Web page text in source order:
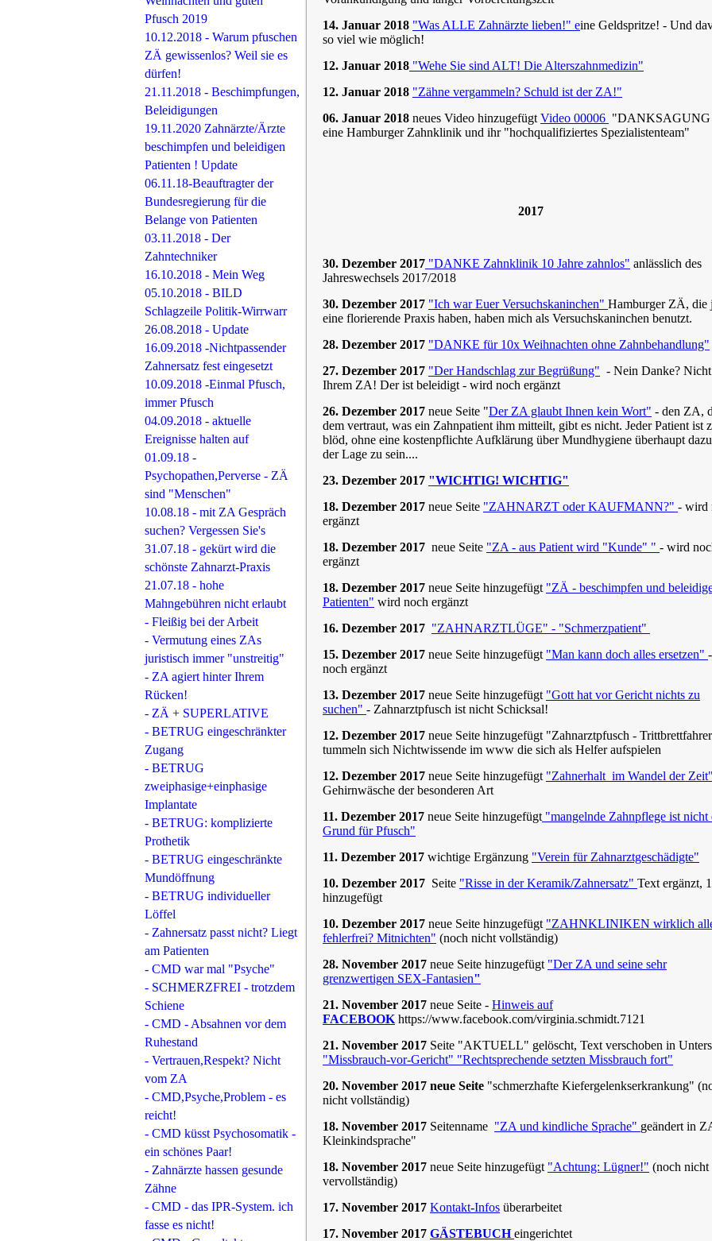
Pfusch 2019
10.12.2018 - Warum pfuschen
ZÄ gewissenlos? Weil sie es
dürfen!
21.11.2018 - Beschimpfungen,
Beleidigungen
19.11.2020 Zahnärzte/Ärzte
beschimpfen und beleidigen
Patienten ! Update
06.11.18-Beauftragter der
Bundesregierung für die
Belange von Patienten
03.11.2018 - Der
Zahntechniker
16.10.2018 - Mein Weg
05.10.2018 - BILD
Schlagzeile Politik-Wirrwarr
26.08.2018 - Update
16.09.2018 -Nichtpassender
Zahnersatz fest eingesetzt
10.09.2018 -Einmal Pfusch,
immer Pfusch
04.09.2018 - aktuelle
Ereignisse halten auf
01.09.18 -
Psychopathen,Perverse - ZÄ
sind "Menschen"
10.08.18 - mit ZA Gespräch
suchen? Vergessen Sie's
31.07.18 - gekürt wird die
schönste Zahnarzt-Praxis
21.07.18 - hohe
Mahngebühren nicht erlaubt
- Fleißig bei der Arbeit
- Vermutung eines ZAs
juristisch immer "unstreitig"
- ZA agiert hinter Ihrem
Rücken!
- ZÄ + SUPERLATIVE
- BETRUG eingeschränkter
Zugang
- BETRUG
zweiphasige+einphasige
Implantate
- BETRUG: komplizierte
Prothetik
- BETRUG eingeschränkte
Mundöffnung
- BETRUG individueller
Löffel
- Zahnersatz passt nicht? Liegt
am Patienten
- CMD war mal "Psyche"
- SCHMERZFREI - trotzdem
Schiene
- CMD - Absahnen vor dem
Ruhestand
- Vertrauen,Respekt? Nicht
vom ZA
- CMD,Psyche,Problem - es
reicht!
- CMD küsst Psychosomatik -
ein schönes Paar!
- Zahnärzte hassen gesunde
Zähne
- CMD - das IPR-System. ich
fasse es nicht!
14. Januar 2018 "Was ALLE Zahnärzte lieben!" eine Geldspritze! - Und
so viel wie möglich!
12. Januar 2018 "Wehe Sie sind ALT! Die Alterszahnmedizin"
12. Januar 2018 "Zähne vergammeln? Schuld ist der ZA!"
06. Januar 2018 neues Video hinzugefügt Video 00006 "DANKSAGUNG
eine Hamburger Zahnklinik und ihr "hochqualifiziertes Spezialistenteam"
2017
30. Dezember 2017 "DANKE Zahnklinik 10 Jahre zahnlos" anlässlich des
Jahreswechsels 2017/2018
30. Dezember 2017 "Ich war Euer Versuchskaninchen" Hamburger ZÄ, die
eine florierende Praxis haben, haben mich als Versuchskaninchen benutzt.
28. Dezember 2017 "DANKE für 10x Weihnachten ohne Zahnbehandlung"
27. Dezember 2017 "Der Handschlag zur Begrüßung" - Nein Danke?
Ihrem ZA! Der ist beleidigt - wird noch ergänzt
26. Dezember 2017 neue Seite "Der ZA glaubt Ihnen kein Wort" - den ZA,
dem vertraut, was ein Zahnpatient ihm mitteilt, gibt es nicht. Jeder Patient ist
blöd, ohne eine kostenpflichte Aufklärung über Mundhygiene überhaupt
der Lage zu sein....
23. Dezember 2017 "WICHTIG! WICHTIG"
18. Dezember 2017 neue Seite "ZAHNARZT oder KAUFMANN?" - wird
ergänzt
18. Dezember 2017 neue Seite "ZA - aus Patient wird "Kunde" " - wird
ergänzt
18. Dezember 2017 neue Seite hinzugefügt "ZÄ - beschimpfen und
Patienten" wird noch ergänzt
16. Dezember 2017 "ZAHNARZTLÜGE" - "Schmerzpatient"
15. Dezember 2017 neue Seite hinzugefügt "Man kann doch alles ersetzen"
noch ergänzt
13. Dezember 2017 neue Seite hinzugefügt "Gott hat vor Gericht nichts zu
suchen" - Zahnarztpfusch ist nicht Schicksal!
12. Dezember 2017 neue Seite hinzugefügt "Zahnarztpfusch -
tummeln sich Nichtwissende im www die sich als Helfer aufspielen
12. Dezember 2017 neue Seite hinzugefügt "Zahnerhalt im Wandel der Zeit"
Gehirnwäsche der besonderen Art
11. Dezember 2017 neue Seite hinzugefügt "mangelnde Zahnpflege ist nicht
Grund für Pfusch"
11. Dezember 2017 wichtige Ergänzung "Verein für Zahnarztgeschädigte"
10. Dezember 2017 Seite "Risse in der Keramik/Zahnersatz" Text ergänzt,
hinzugefügt
10. Dezember 2017 neue Seite hinzugefügt "ZAHNKLINIKEN wirklich
fehlerfrei? Mitnichten" (noch nicht vollständig)
28. November 2017 neue Seite hinzugefügt "Der ZA und seine sehr
grenzwertigen SEX-Fantasien"
21. November 2017 neue Seite - Hinweis auf
FACEBOOK https://www.facebook.com/virginia.schmidt.7121
21. November 2017 Seite "AKTUELL" gelöscht, Text verschoben in
"Missbrauch-vor-Gericht" "Rechtsprechende setzten Missbrauch fort"
20. November 2017 neue Seite "schmerzhafte Kiefergelenkserkrankung"
nicht vollständig)
18. November 2017 Seitenname "ZA und kindliche Sprache" geändert in
Kleinkindsprache"
18. November 2017 neue Seite hinzugefügt "Achtung: Lügner!" (noch nicht
vervollständig)
17. November 2017 Kontakt-Infos überarbeitet
17. November 2017 GÄSTEBUCHeingerichtet